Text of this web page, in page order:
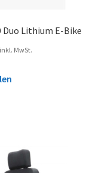
Duo Lithium E-Bike
inkl. MwSt.